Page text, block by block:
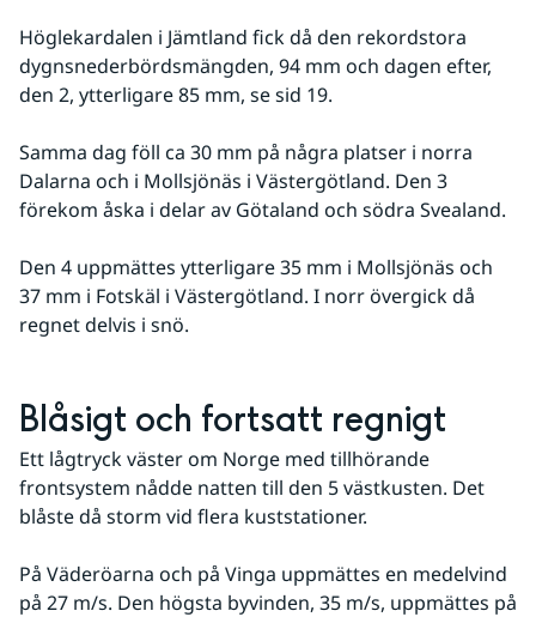
Höglekardalen i Jämtland fick då den rekordstora
dygnsnederbördsmängden, 94 mm och dagen efter,
den 2, ytterligare 85 mm, se sid 19.
Samma dag föll ca 30 mm på några platser i norra
Dalarna och i Mollsjönäs i Västergötland. Den 3
förekom åska i delar av Götaland och södra Svealand.
Den 4 uppmättes ytterligare 35 mm i Mollsjönäs och
37 mm i Fotskäl i Västergötland. I norr övergick då
regnet delvis i snö.
Blåsigt och fortsatt regnigt
Ett lågtryck väster om Norge med tillhörande
frontsystem nådde natten till den 5 västkusten. Det
blåste då storm vid flera kuststationer.
På Väderöarna och på Vinga uppmättes en medelvind
på 27 m/s. Den högsta byvinden, 35 m/s, uppmättes på